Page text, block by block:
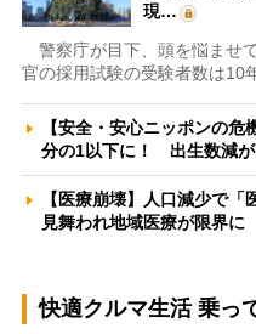
現…
警察庁が目下、頭を悩ませ
官の採用試験の受験者数は10
【安全・安心ニッポンの
分の1以下に！ 出生数減
【医療崩壊】人口減少で
見舞われ地域医療が限界
快適クルマ生活 乗っ